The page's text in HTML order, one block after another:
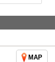
MAP